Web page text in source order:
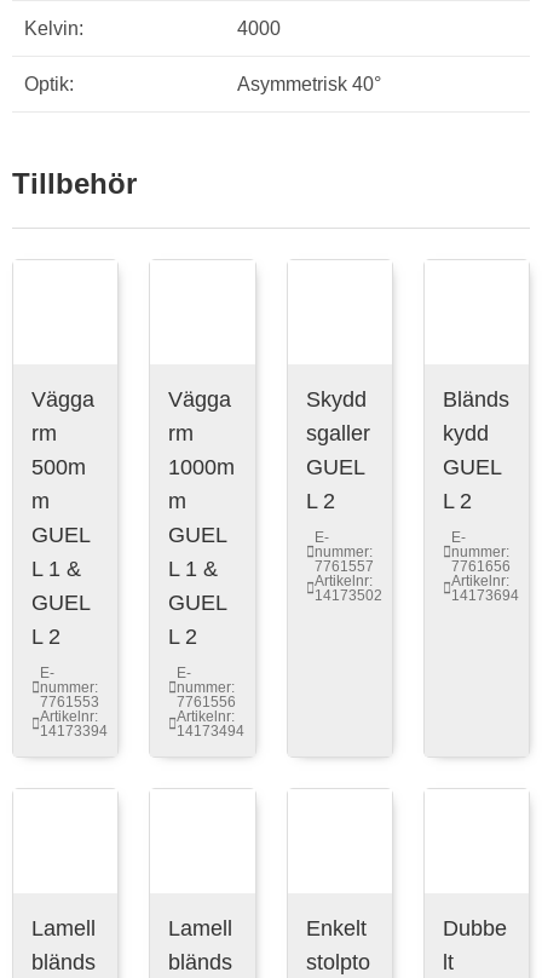
Kelvin: 4000
Optik: Asymmetrisk 40°
Tillbehör
Vägga
rm
500m
m
GUEL
L 1 &
GUEL
L 2
E-
nummer:
7761553
Artikelnr:
14173394
Vägga
rm
1000m
m
GUEL
L 1 &
GUEL
L 2
E-
nummer:
7761556
Artikelnr:
14173494
Skydd
sgaller
GUEL
L 2
E-
nummer:
7761557
Artikelnr:
14173502
Bländs
kydd
GUEL
L 2
E-
nummer:
7761656
Artikelnr:
14173694
Lamell
bländs
Lamell
bländs
Enkelt
stolpto
Dubbe
lt